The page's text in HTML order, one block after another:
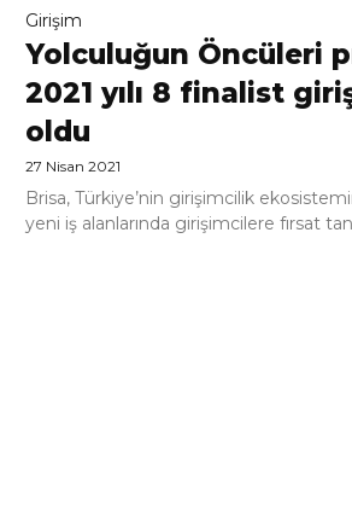
Girişim
Yolculuğun Öncüleri
2021 yılı 8 finalist
oldu
27 Nisan 2021
Brisa, Türkiye’nin girişimcilik
yeni iş alanlarında girişimcilere fırsat